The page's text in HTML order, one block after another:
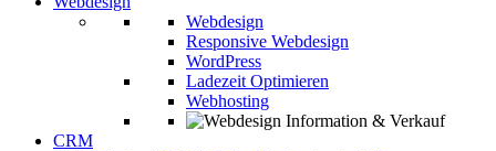
Webdesign
Responsive Webdesign
WordPress
Ladezeit Optimieren
Webhosting
Information & Verkauf
CRM